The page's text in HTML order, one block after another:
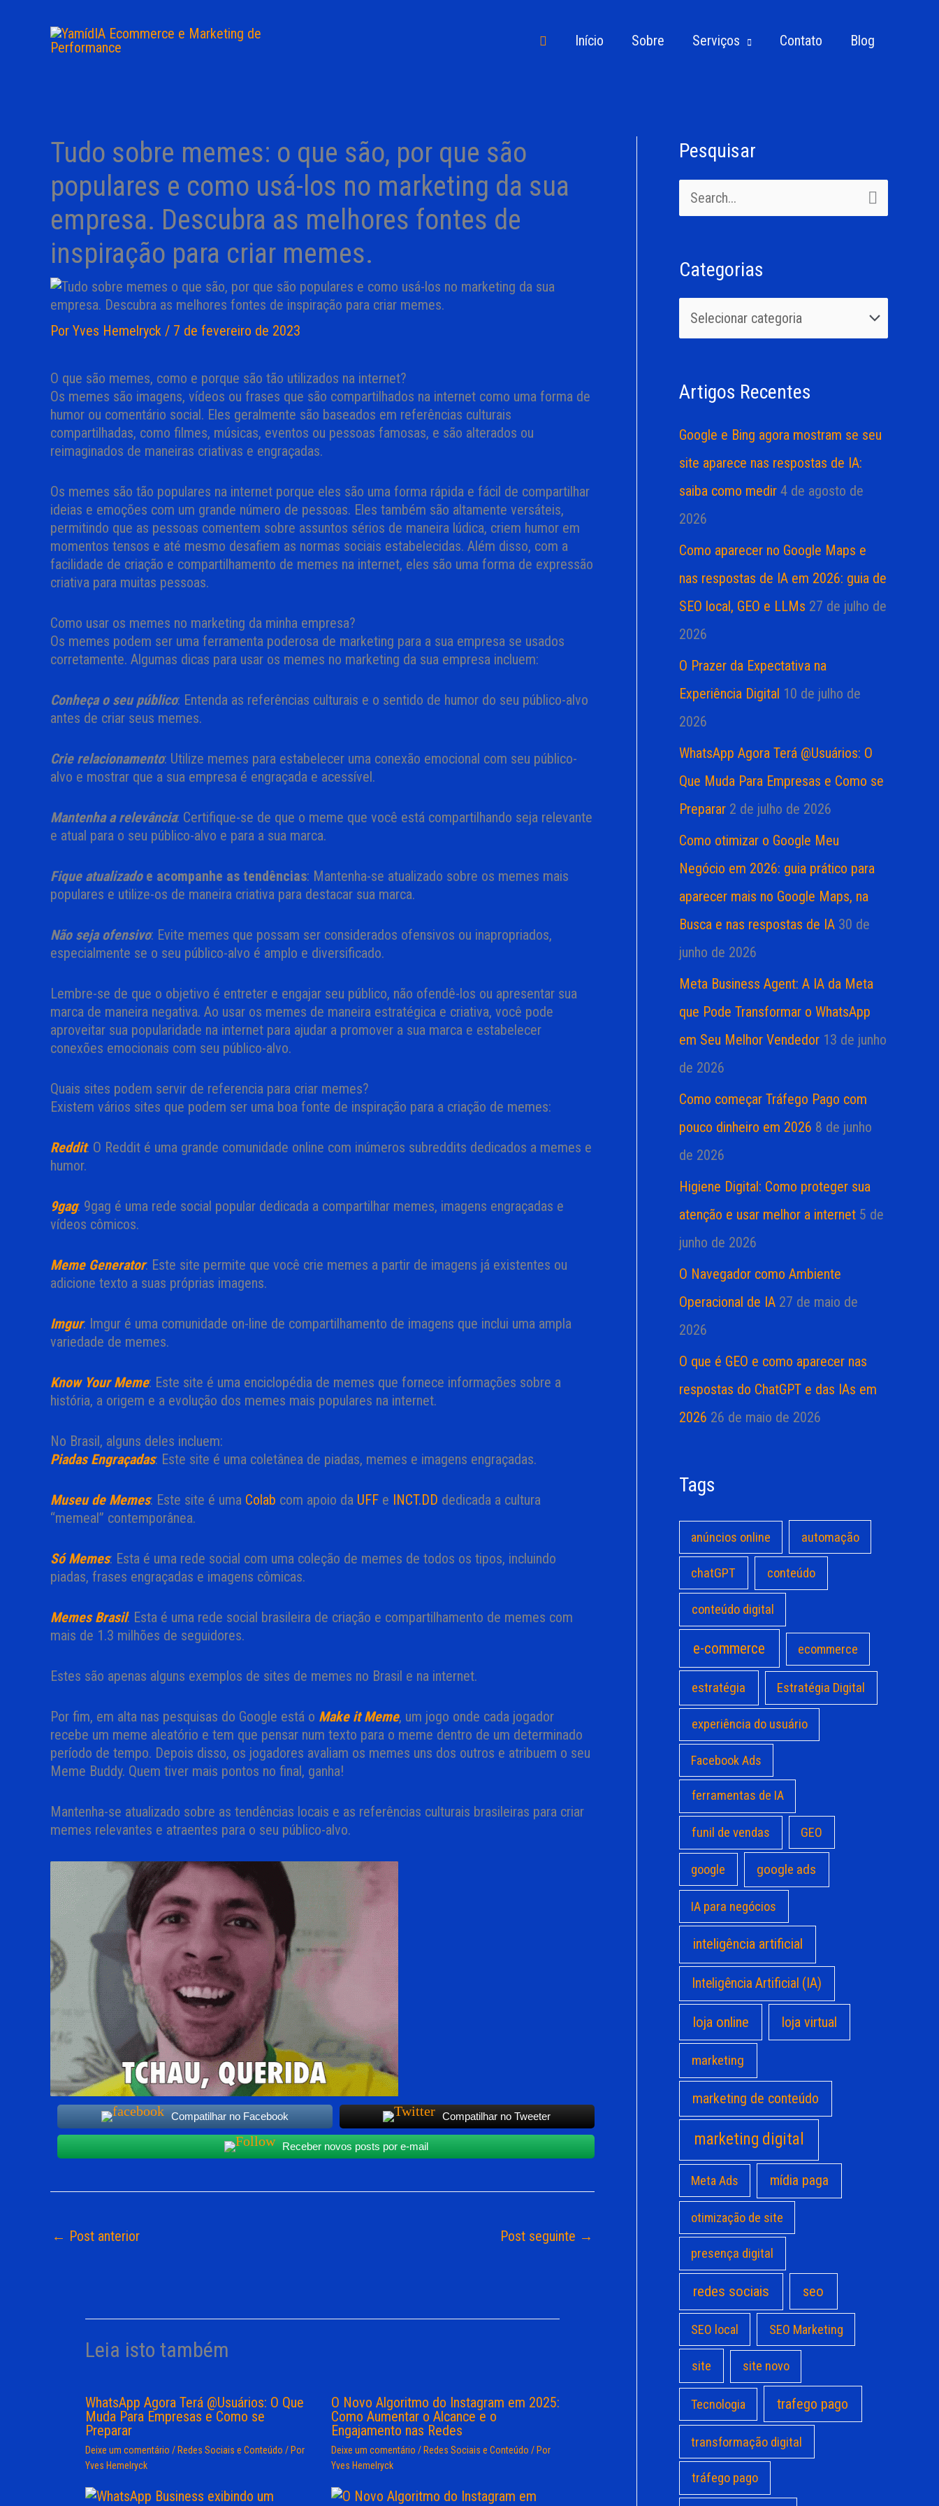
PesquisarInício Sobre Serviços Contato Blog
Tudo sobre memes: o que são, por que são
populares e como usá-los no marketing da sua
empresa. Descubra as melhores fontes de
inspiração para criar memes.
Por Yves Hemelryck / 7 de fevereiro de 2023
O que são memes, como e porque são tão utilizados na internet?
Os memes são imagens, vídeos ou frases que são compartilhados na internet como uma forma de
humor ou comentário social. Eles geralmente são baseados em referências culturais
compartilhadas, como filmes, músicas, eventos ou pessoas famosas, e são alterados ou
reimaginados de maneiras criativas e engraçadas.
Os memes são tão populares na internet porque eles são uma forma rápida e fácil de compartilhar
ideias e emoções com um grande número de pessoas. Eles também são altamente versáteis,
permitindo que as pessoas comentem sobre assuntos sérios de maneira lúdica, criem humor em
momentos tensos e até mesmo desafiem as normas sociais estabelecidas. Além disso, com a
facilidade de criação e compartilhamento de memes na internet, eles são uma forma de expressão
criativa para muitas pessoas.
Como usar os memes no marketing da minha empresa?
Os memes podem ser uma ferramenta poderosa de marketing para a sua empresa se usados
corretamente. Algumas dicas para usar os memes no marketing da sua empresa incluem:
Conheça o seu público: Entenda as referências culturais e o sentido de humor do seu público-alvo
antes de criar seus memes.
Crie relacionamento: Utilize memes para estabelecer uma conexão emocional com seu público-
alvo e mostrar que a sua empresa é engraçada e acessível.
Mantenha a relevância: Certifique-se de que o meme que você está compartilhando seja relevante
e atual para o seu público-alvo e para a sua marca.
Fique atualizadoe acompanhe as tendências: Mantenha-se atualizado sobre os memes mais
populares e utilize-os de maneira criativa para destacar sua marca.
Não seja ofensivo: Evite memes que possam ser considerados ofensivos ou inapropriados,
especialmente se o seu público-alvo é amplo e diversificado.
Lembre-se de que o objetivo é entreter e engajar seu público, não ofendê-los ou apresentar sua
marca de maneira negativa. Ao usar os memes de maneira estratégica e criativa, você pode
aproveitar sua popularidade na internet para ajudar a promover a sua marca e estabelecer
conexões emocionais com seu público-alvo.
Quais sites podem servir de referencia para criar memes?
Existem vários sites que podem ser uma boa fonte de inspiração para a criação de memes:
Reddit: O Reddit é uma grande comunidade online com inúmeros subreddits dedicados a memes e
humor.
9gag: 9gag é uma rede social popular dedicada a compartilhar memes, imagens engraçadas e
vídeos cômicos.
Meme Generator: Este site permite que você crie memes a partir de imagens já existentes ou
adicione texto a suas próprias imagens.
Imgur: Imgur é uma comunidade on-line de compartilhamento de imagens que inclui uma ampla
variedade de memes.
Know Your Meme: Este site é uma enciclopédia de memes que fornece informações sobre a
história, a origem e a evolução dos memes mais populares na internet.
No Brasil, alguns deles incluem:
Piadas Engraçadas: Este site é uma coletânea de piadas, memes e imagens engraçadas.
Museu de Memes: Este site é uma Colab com apoio da UFF e INCT.DD dedicada a cultura
“memeal” contemporânea.
Só Memes: Esta é uma rede social com uma coleção de memes de todos os tipos, incluindo
piadas, frases engraçadas e imagens cômicas.
Memes Brasil: Esta é uma rede social brasileira de criação e compartilhamento de memes com
mais de 1.3 milhões de seguidores.
Estes são apenas alguns exemplos de sites de memes no Brasil e na internet.
Por fim, em alta nas pesquisas do Google está o Make it Meme, um jogo onde cada jogador
recebe um meme aleatório e tem que pensar num texto para o meme dentro de um determinado
período de tempo. Depois disso, os jogadores avaliam os memes uns dos outros e atribuem o seu
Meme Buddy. Quem tiver mais pontos no final, ganha!
Mantenha-se atualizado sobre as tendências locais e as referências culturais brasileiras para criar
memes relevantes e atraentes para o seu público-alvo.
Compatilhar no Facebook Compatilhar no Tweeter
Receber novos posts por e-mail
← Post anterior Post seguinte →
Leia isto também
WhatsApp Agora Terá @Usuários: O Que
Muda Para Empresas e Como se
Preparar
Deixe um comentário / Redes Sociais e Conteúdo / Por
Yves Hemelryck
O Novo Algoritmo do Instagram em 2025:
Como Aumentar o Alcance e o
Engajamento nas Redes
Deixe um comentário / Redes Sociais e Conteúdo / Por
Yves Hemelryck
Pesquisar
s
i
a
r
r
Categorias
C
a
g
sArtigos Recentes
Google e Bing agora mostram se seu
site aparece nas respostas de IA:
saiba como medir 4 de agosto de
2026
Como aparecer no Google Maps e
nas respostas de IA em 2026: guia de
SEO local, GEO e LLMs 27 de julho de
2026
O Prazer da Expectativa na
Experiência Digital 10 de julho de
2026
WhatsApp Agora Terá @Usuários: O
Que Muda Para Empresas e Como se
Preparar 2 de julho de 2026
Como otimizar o Google Meu
Negócio em 2026: guia prático para
aparecer mais no Google Maps, na
Busca e nas respostas de IA 30 de
junho de 2026
Meta Business Agent: A IA da Meta
que Pode Transformar o WhatsApp
em Seu Melhor Vendedor 13 de junho
de 2026
Como começar Tráfego Pago com
pouco dinheiro em 2026 8 de junho
de 2026
Higiene Digital: Como proteger sua
atenção e usar melhor a internet 5 de
junho de 2026
O Navegador como Ambiente
Operacional de IA 27 de maio de
2026
O que é GEO e como aparecer nas
respostas do ChatGPT e das IAs em
2026 26 de maio de 2026
Tags
anúncios online automação
chatGPT conteúdo
conteúdo digital
e-commerce ecommerce
estratégia Estratégia Digital
experiência do usuário
Facebook Ads
ferramentas de IA
funil de vendas GEO
google google ads
IA para negócios
inteligência artificial
Inteligência Artificial (IA)
loja online loja virtual
marketing
marketing de conteúdo
marketing digital
Meta Ads mídia paga
otimização de site
presença digital
redes sociais seo
SEO local SEO Marketing
site site novo
Tecnologia trafego pago
transformação digital
tráfego pago